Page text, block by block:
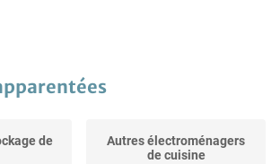
de
Autres électroménagers
de cuisine